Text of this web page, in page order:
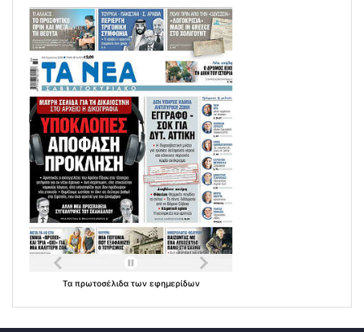
Τα πρωτοσέλιδα των εφημερίδων